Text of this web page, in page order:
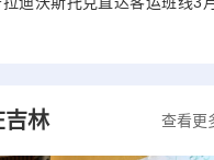
查看更
吉林